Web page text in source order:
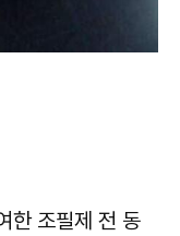
한 조필제 전 동